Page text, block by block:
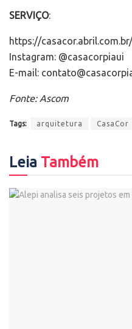
SERVIÇO:
https://
Instagram: @casacorpiaui
E-mail:
Fonte: Ascom
Tags: arquitetura CasaCor
Leia Também